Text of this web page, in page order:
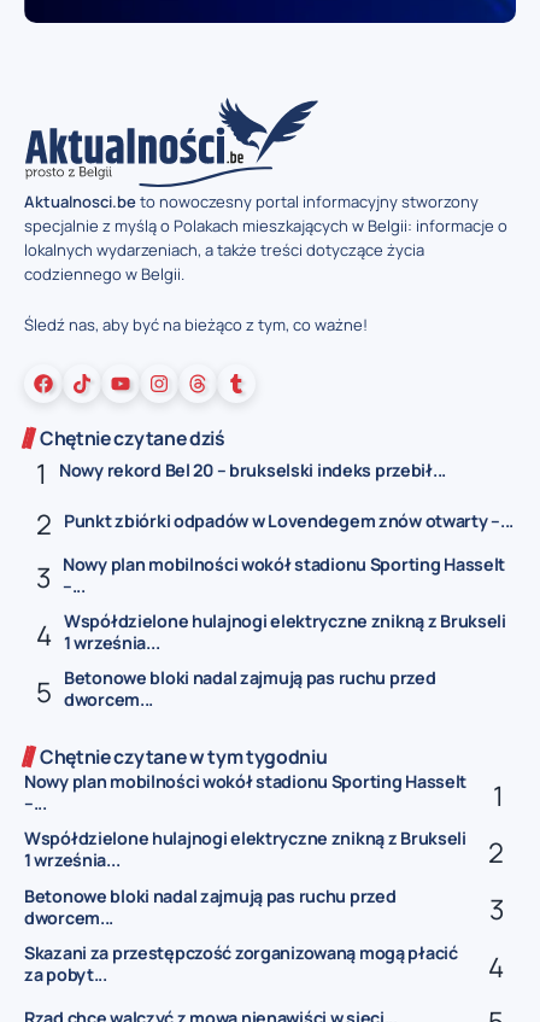
Aktualnosci.beto nowoczesny portal informacyjny stworzony
specjalnie z myślą o Polakach mieszkających w Belgii: informacje o
lokalnych wydarzeniach, a także treści dotyczące życia
codziennego w Belgii.
Śledź nas, aby być na bieżąco z tym, co ważne!
Chętnie czytane dziś
Nowy rekord Bel 20 – brukselski indeks przebił...
Punkt zbiórki odpadów w Lovendegem znów otwarty –...
Nowy plan mobilności wokół stadionu Sporting Hasselt
–...
Współdzielone hulajnogi elektryczne znikną z Brukseli
1 września...
Betonowe bloki nadal zajmują pas ruchu przed
dworcem...
Chętnie czytane w tym tygodniu
Nowy plan mobilności wokół stadionu Sporting Hasselt
–...
Współdzielone hulajnogi elektryczne znikną z Brukseli
1 września...
Betonowe bloki nadal zajmują pas ruchu przed
dworcem...
Skazani za przestępczość zorganizowaną mogą płacić
za pobyt...
Rząd chce walczyć z mową nienawiści w sieci...